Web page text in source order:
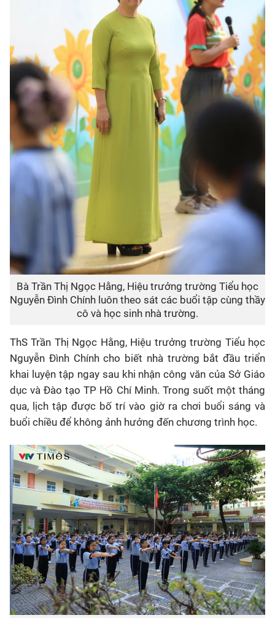
Bà Trần Thị Ngọc Hằng, Hiệu trưởng trường Tiểu học
Nguyễn Đình Chính luôn theo sát các buổi tập cùng thầy
cô và học sinh nhà trường.
ThS Trần Thị Ngọc Hằng, Hiệu trưởng trường Tiểu học
Nguyễn Đình Chính cho biết nhà trường bắt đầu triển
khai luyện tập ngay sau khi nhận công văn của Sở Giáo
dục và Đào tạo TP Hồ Chí Minh. Trong suốt một tháng
qua, lịch tập được bố trí vào giờ ra chơi buổi sáng và
buổi chiều để không ảnh hưởng đến chương trình học.